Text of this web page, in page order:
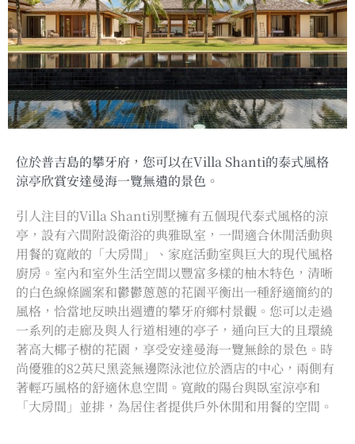
位於普吉島的攀牙府，您可以在Villa Shanti的泰式風格
涼亭欣賞安達曼海一覽無遺的景色。
引人注目的Villa Shanti別墅擁有五個現代泰式風格的涼
亭，設有六間附設衛浴的典雅臥室，一間適合休閒活動與
用餐的寬敞的「大房間」、家庭活動室與巨大的現代風格
廚房。室內和室外生活空間以豐富多樣的柚木特色，清晰
的白色線條圖案和鬱鬱蔥蔥的花園平衡出一種舒適簡約的
風格，恰當地反映出週遭的攀牙府鄉村景觀。您可以走過
一系列的走廊及與人行道相連的亭子，通向巨大的且環繞
著高大椰子樹的花園，享受安達曼海一覽無餘的景色。時
尚優雅的82英尺黑瓷無邊際泳池位於酒店的中心，兩側有
著輕巧風格的舒適休息空間。寬敞的陽台與臥室涼亭和
「大房間」並排，為居住者提供戶外休閒和用餐的空間。